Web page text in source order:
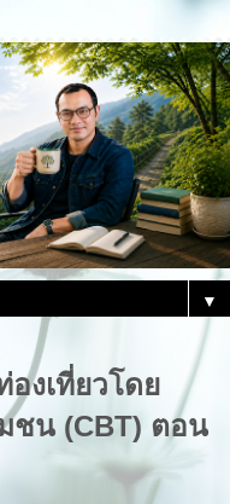
▼
งเที่ยวโดย
ชน (CBT) ตอน